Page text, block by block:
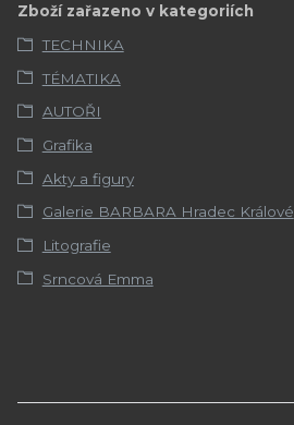
Zboží zařazeno v kategoriích
TECHNIKA
TÉMATIKA
AUTOŘI
Grafika
Akty a figury
Galerie BARBARA Hradec Králové
Litografie
Srncová Emma